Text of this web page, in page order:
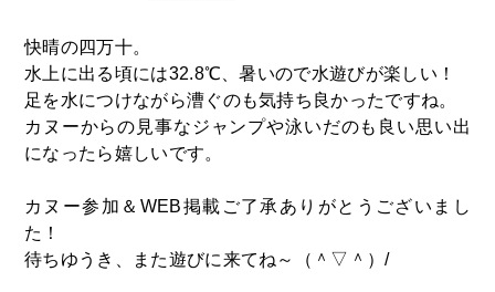
快晴の四万十。
水上に出る頃には32.8℃、暑いので水遊びが楽しい！
足を水につけながら漕ぐのも気持ち良かったですね。
カヌーからの見事なジャンプや泳いだのも良い思い出
になったら嬉しいです。
カヌー参加＆WEB掲載ご了承ありがとうございまし
た！
待ちゆうき、また遊びに来てね～（＾▽＾）/